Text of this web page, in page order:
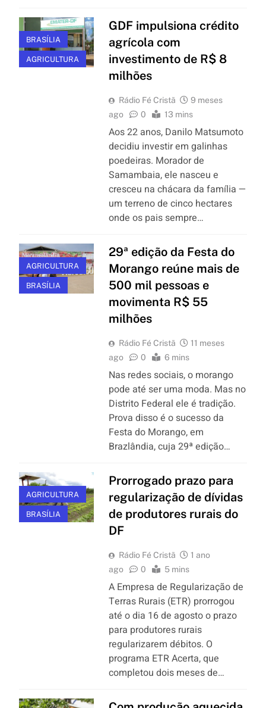
BRASÍLIA
AGRICULTURA
GDF impulsiona crédito
agrícola com
investimento de R$ 8
milhões
Rádio Fé Cristã
9 meses
ago
0 13 mins
Aos 22 anos, Danilo Matsumoto
decidiu investir em galinhas
poedeiras. Morador de
Samambaia, ele nasceu e
cresceu na chácara da família —
um terreno de cinco hectares
onde os pais sempre…
AGRICULTURA
BRASÍLIA
29ª edição da Festa do
Morango reúne mais de
500 mil pessoas e
movimenta R$ 55
milhões
Rádio Fé Cristã
11 meses
ago
0 6 mins
Nas redes sociais, o morango
pode até ser uma moda. Mas no
Distrito Federal ele é tradição.
Prova disso é o sucesso da
Festa do Morango, em
Brazlândia, cuja 29ª edição…
AGRICULTURA
BRASÍLIA
Prorrogado prazo para
regularização de dívidas
de produtores rurais do
DF
Rádio Fé Cristã
1 ano
ago
0 5 mins
A Empresa de Regularização de
Terras Rurais (ETR) prorrogou
até o dia 16 de agosto o prazo
para produtores rurais
regularizarem débitos. O
programa ETR Acerta, que
completou dois meses de…